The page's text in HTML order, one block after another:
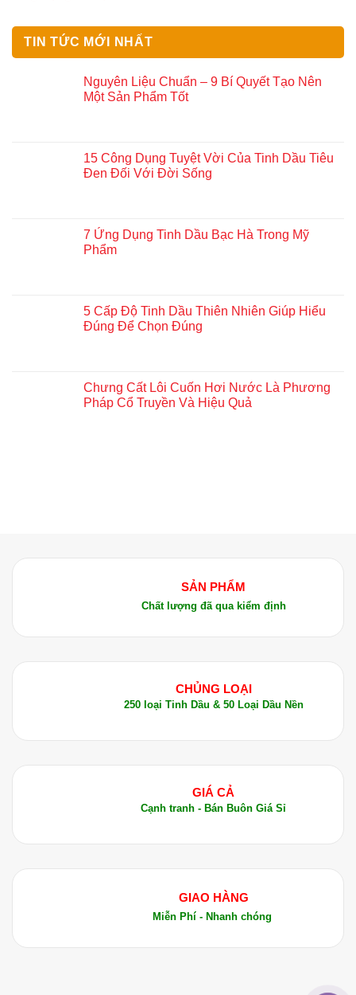
TIN TỨC MỚI NHẤT
Nguyên Liệu Chuẩn – 9 Bí Quyết Tạo Nên
Một Sản Phẩm Tốt
15 Công Dụng Tuyệt Vời Của Tinh Dầu Tiêu
Đen Đối Với Đời Sống
7 Ứng Dụng Tinh Dầu Bạc Hà Trong Mỹ
Phẩm
5 Cấp Độ Tinh Dầu Thiên Nhiên Giúp Hiểu
Đúng Để Chọn Đúng
Chưng Cất Lôi Cuốn Hơi Nước Là Phương
Pháp Cổ Truyền Và Hiệu Quả
SẢN PHẨM
Chất lượng đã qua kiểm định
CHỦNG LOẠI
250 loại Tinh Dầu & 50 Loại Dầu Nền
GIÁ CẢ
Cạnh tranh - Bán Buôn Giá Sỉ
GIAO HÀNG
Miễn Phí - Nhanh chóng